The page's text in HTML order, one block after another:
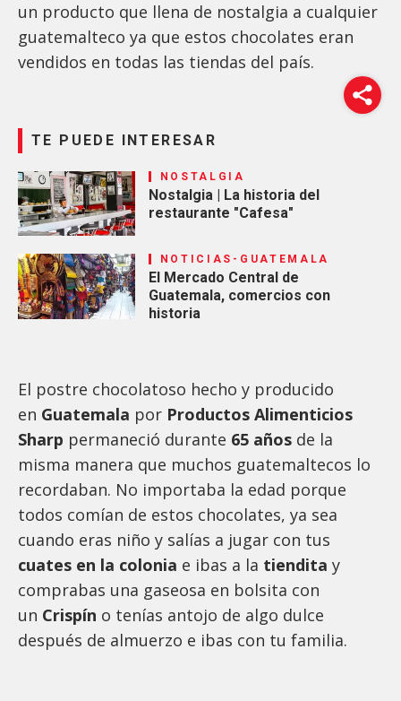
un producto que llena de nostalgia a cualquier
guatemalteco ya que estos chocolates eran
vendidos en todas las tiendas del país.
TE PUEDE INTERESAR
NOSTALGIA
Nostalgia | La historia del
restaurante "Cafesa"
NOTICIAS-GUATEMALA
El Mercado Central de
Guatemala, comercios con
historia
El postre chocolatoso hecho y producido
en Guatemala por Productos Alimenticios
Sharp permaneció durante 65 años de la
misma manera que muchos guatemaltecos lo
recordaban. No importaba la edad porque
todos comían de estos chocolates, ya sea
cuando eras niño y salías a jugar con tus
cuates en la colonia e ibas a la tiendita y
comprabas una gaseosa en bolsita con
un Crispín o tenías antojo de algo dulce
después de almuerzo e ibas con tu familia.